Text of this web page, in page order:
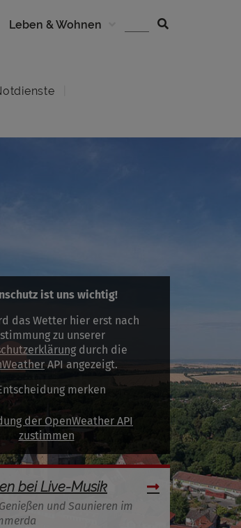
Leben & Wohnen
ist uns wichtig!
das Wetter hier erst nach
zu unserer
durch die
API angezeigt.
merken
der OpenWeather API
zustimmen
bei Live-Musik
und Saunieren im